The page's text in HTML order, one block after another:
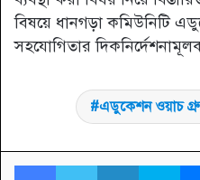
বিষয়ে ধানগড়া কমিউনিটি
সহযোগিতার
এডুকেশন ওয়াচ
Facebook
TwitterLinkedIn